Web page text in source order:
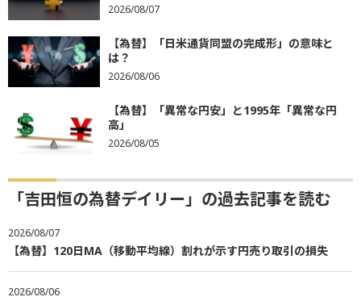
2026/08/07
【為替】「日米通貨同盟の完成形」の意味と
は？
2026/08/06
【為替】「異常な円安」と1995年「異常な円
高」
2026/08/05
「吉田恒の為替デイリー」の過去記事を読む
2026/08/07
【為替】120日MA（移動平均線）割れが示す円売り取引の損失
2026/08/06